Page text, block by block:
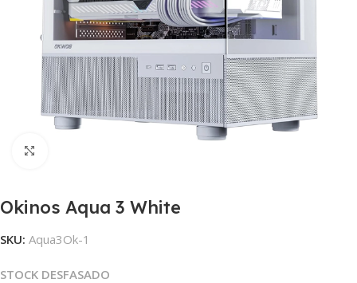
Okinos Aqua 3 White
SKU: Aqua3Ok-1
STOCK DESFASADO